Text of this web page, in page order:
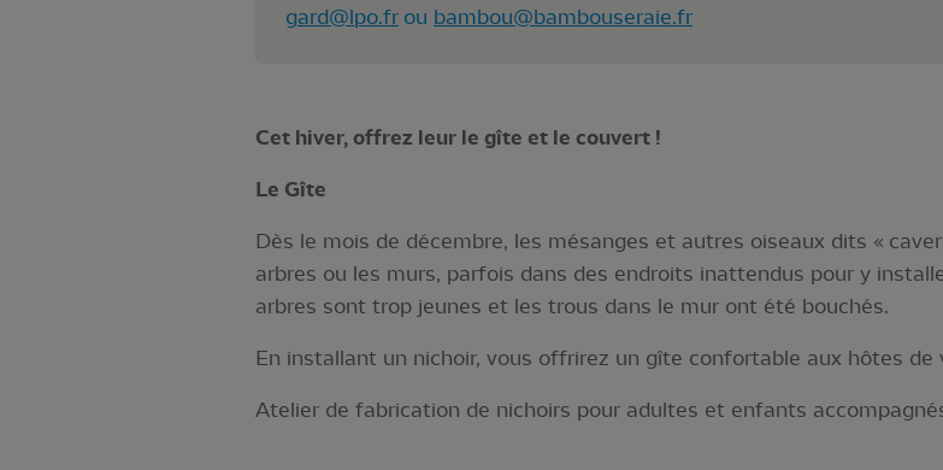
gard@lpo.frou bambou@bambouseraie.fr
Cet hiver, offrez leur le gîte et le couvert !
Le Gîte
Dès le mois de décembre, les mésanges et autres oiseaux dits «
arbres ou les murs, parfois dans des endroits inattendus pour y
arbres sont trop jeunes et les trous dans le mur ont été bouchés.
En installant un nichoir, vous offrirez un gîte confortable aux hôtes de
Atelier de fabrication de nichoirs pour adultes et enfants